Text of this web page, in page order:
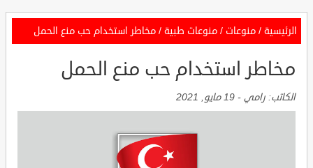
الرئيسية / منوعات / منوعات طبية / مخاطر استخدام حب منع الحمل
مخاطر استخدام حب منع الحمل
الكاتب: رامي - 19 مايو, 2021